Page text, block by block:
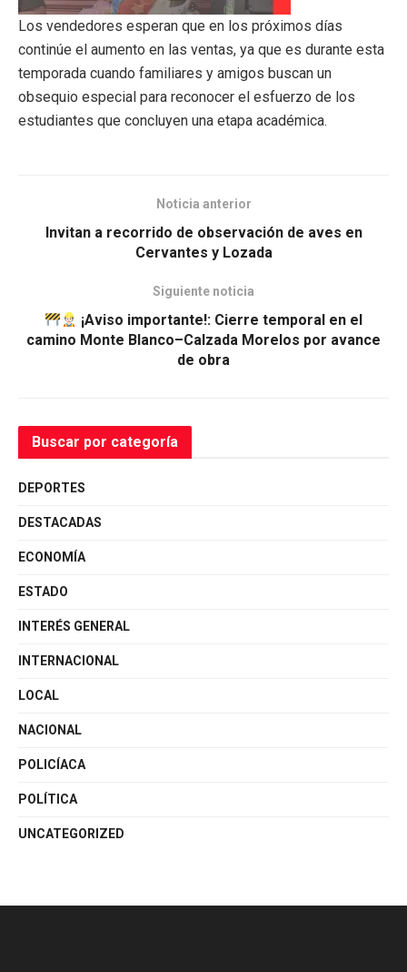
Los vendedores esperan que en los próximos días
continúe el aumento en las ventas, ya que es durante esta
temporada cuando familiares y amigos buscan un
obsequio especial para reconocer el esfuerzo de los
estudiantes que concluyen una etapa académica.
Noticia anterior
Invitan a recorrido de observación de aves en
Cervantes y Lozada
Siguiente noticia
¡Aviso importante!: Cierre temporal en el
camino Monte Blanco–Calzada Morelos por avance
de obra
Buscar por categoría
DEPORTES
DESTACADAS
ECONOMÍA
ESTADO
INTERÉS GENERAL
INTERNACIONAL
LOCAL
NACIONAL
POLICÍACA
POLÍTICA
UNCATEGORIZED